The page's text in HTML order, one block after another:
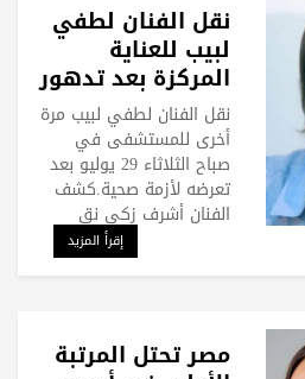
نقل الفنان لطفي
لبيب للعناية
المركزة بعد تدهور
حالته الصحية
نقل الفنان لطفي لبيب مرة
أخرى للمستشفى في
صباح الثلاثاء 29 يوليو بعد
تعرضه لأزمة صحية.كشف
الفنان أشرف زكي نق
إقرأ المزيد
مصر تحتل المرتبة